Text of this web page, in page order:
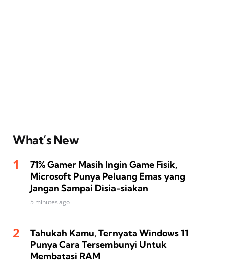
What’s New
71% Gamer Masih Ingin Game Fisik,
Microsoft Punya Peluang Emas yang
Jangan Sampai Disia-siakan
5 minutes ago
Tahukah Kamu, Ternyata Windows 11
Punya Cara Tersembunyi Untuk
Membatasi RAM